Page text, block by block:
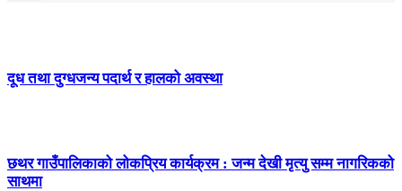
दूध तथा दुग्धजन्य पदार्थ र हालको अवस्था
छथर गाउँपालिकाको लोकप्रिय कार्यक्रम : जन्म देखी मृत्यु सम्म नागरिकको
साथमा